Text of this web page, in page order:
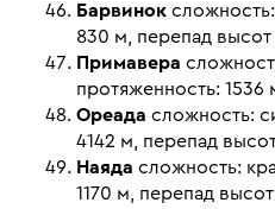
Барвинок
830 м, перепад высот
Примавера
протяженность:
Ореада сложность:
4142 м, перепад
Наяда сложность:
1170 м, перепад